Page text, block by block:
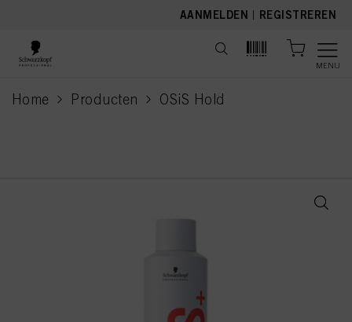
AANMELDEN | REGISTREREN
MENU
Home Producten OSiS Hold
current page